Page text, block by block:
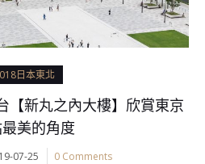
日本東北
【新丸之內大樓】欣賞東京
美的角度
07-25 0 Comments